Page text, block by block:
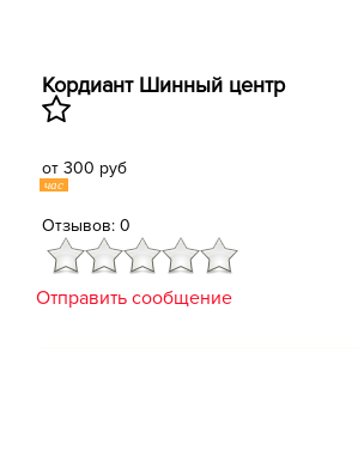
Кордиант Шинный центр
от 300 руб
час
Отзывов: 0
Отправить сообщение